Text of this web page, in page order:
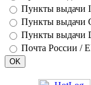
Пункты выдачи
Пункты
Пункты выдачи
Почта России /